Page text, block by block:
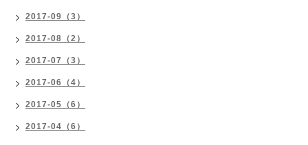
2017-09（3）
2017-08（2）
2017-07（3）
2017-06（4）
2017-05（6）
2017-04（6）